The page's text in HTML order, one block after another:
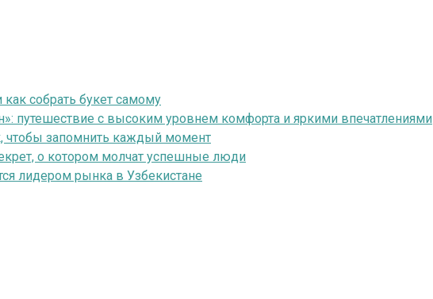
собрать букет самому
путешествие с высоким уровнем комфорта и яркими впечатлениями
чтобы запомнить каждый момент
о котором молчат успешные люди
лидером рынка в Узбекистане